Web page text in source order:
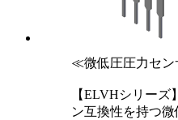
≪微低圧圧力セ
【ELVHシリー
ン互換性を持つ